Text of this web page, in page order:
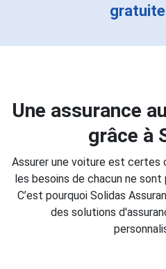
Une assurance
grâce à
Assurer une voiture est certes
les besoins de chacun ne
C’est pourquoi Solidas
des solutions